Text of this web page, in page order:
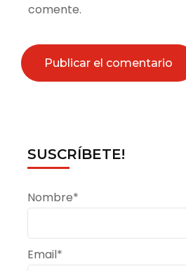
comente.
SUSCRÍBETE!
Nombre*
Email*